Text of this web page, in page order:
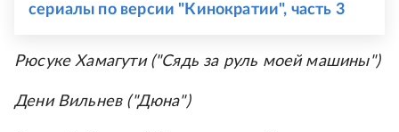
сериалы по версии "Кинократии", часть 3
Рюсуке Хамагути ("Сядь за руль моей машины")
Дени Вильнев ("Дюна")